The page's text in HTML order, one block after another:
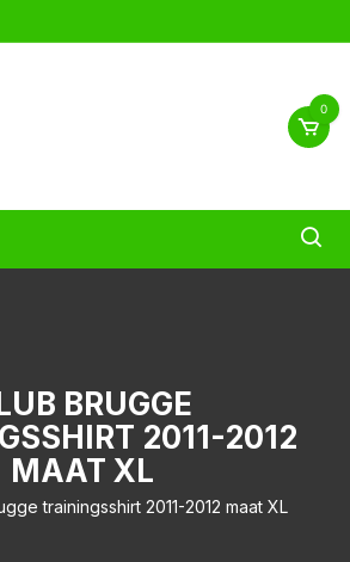
0
BRUGGE
2011-2012
MAAT XL
trainingsshirt 2011-2012 maat XL